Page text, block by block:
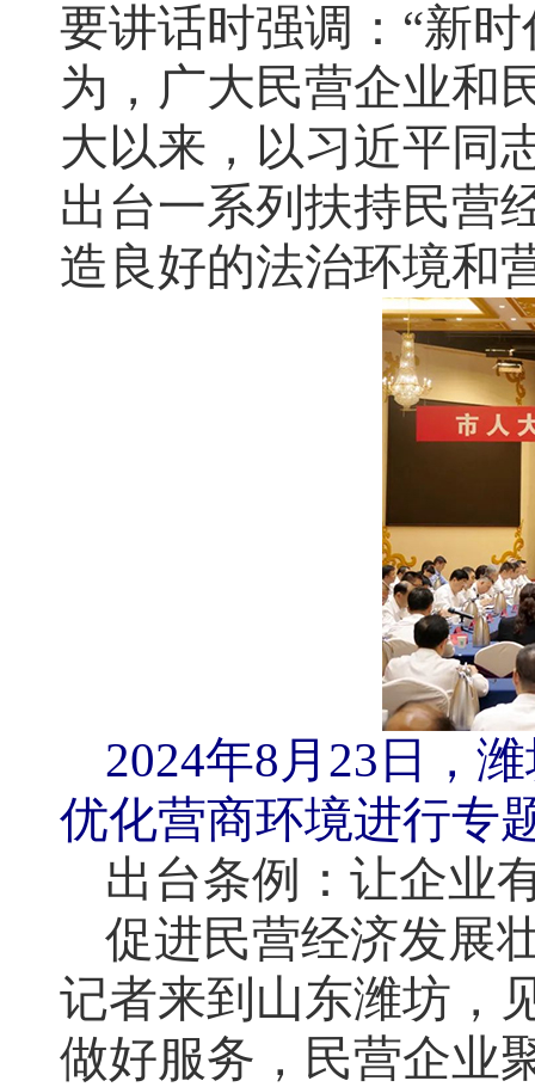
关于征集立法工作规划（2027年—2031
关于征求《黄石市停车场建设管理条例
公开征集“扩大内需大力提振消费”社会
黄石市人民代表大会常务委员会公告
黄石市人民代表大会常务委员会公告
要讲话时强调：“新
为，广大民营企业和
大以来，以习近平同
出台一系列扶持民营
造良好的法治环境和
2024年8月23日，
优化营商环境进行专
出台条例：让企业
促进民营经济发展
记者来到山东潍坊，
做好服务，民营企业